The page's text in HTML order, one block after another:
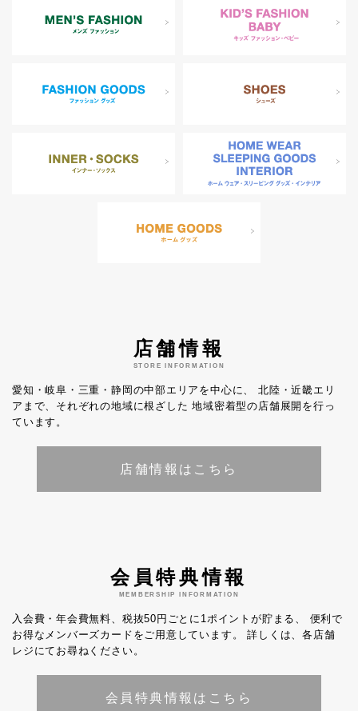
店舗情報
STORE INFORMATION
愛知・岐阜・三重・静岡の中部エリアを中心に、
北陸・近畿エリ
アまで、それぞれの地域に根ざした 地域密着型の店舗展開を行っ
ています。
店舗情報はこちら
会員特典情報
MEMBERSHIP INFORMATION
入会費・年会費無料、税抜50円ごとに1ポイントが貯まる、
便利で
お得なメンバーズカードをご用意しています。
詳しくは、各店舗
レジにてお尋ねください。
会員特典情報はこちら